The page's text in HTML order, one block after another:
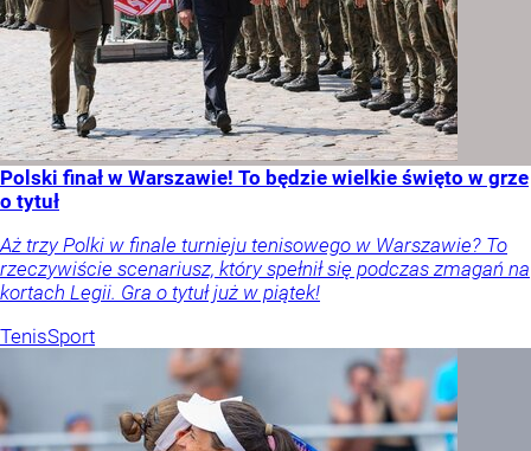
Polski finał w Warszawie! To będzie wielkie święto w grze
o tytuł
Aż trzy Polki w finale turnieju tenisowego w Warszawie? To
rzeczywiście scenariusz, który spełnił się podczas zmagań na
kortach Legii. Gra o tytuł już w piątek!
TenisSport